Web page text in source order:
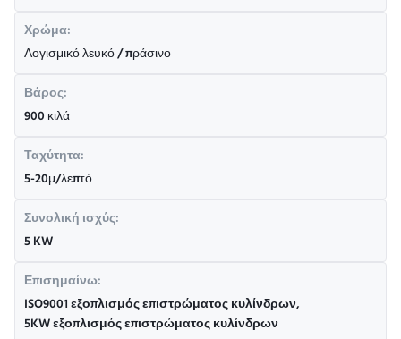
Χρώμα:
Λογισμικό λευκό / πράσινο
Βάρος:
900 κιλά
Ταχύτητα:
5-20μ/λεπτό
Συνολική ισχύς:
5 KW
Επισημαίνω:
ISO9001 εξοπλισμός επιστρώματος κυλίνδρων,
5KW εξοπλισμός επιστρώματος κυλίνδρων